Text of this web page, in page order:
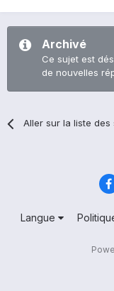
Archivé
Ce sujet est
de nouvelles
Aller sur la liste des
Langue